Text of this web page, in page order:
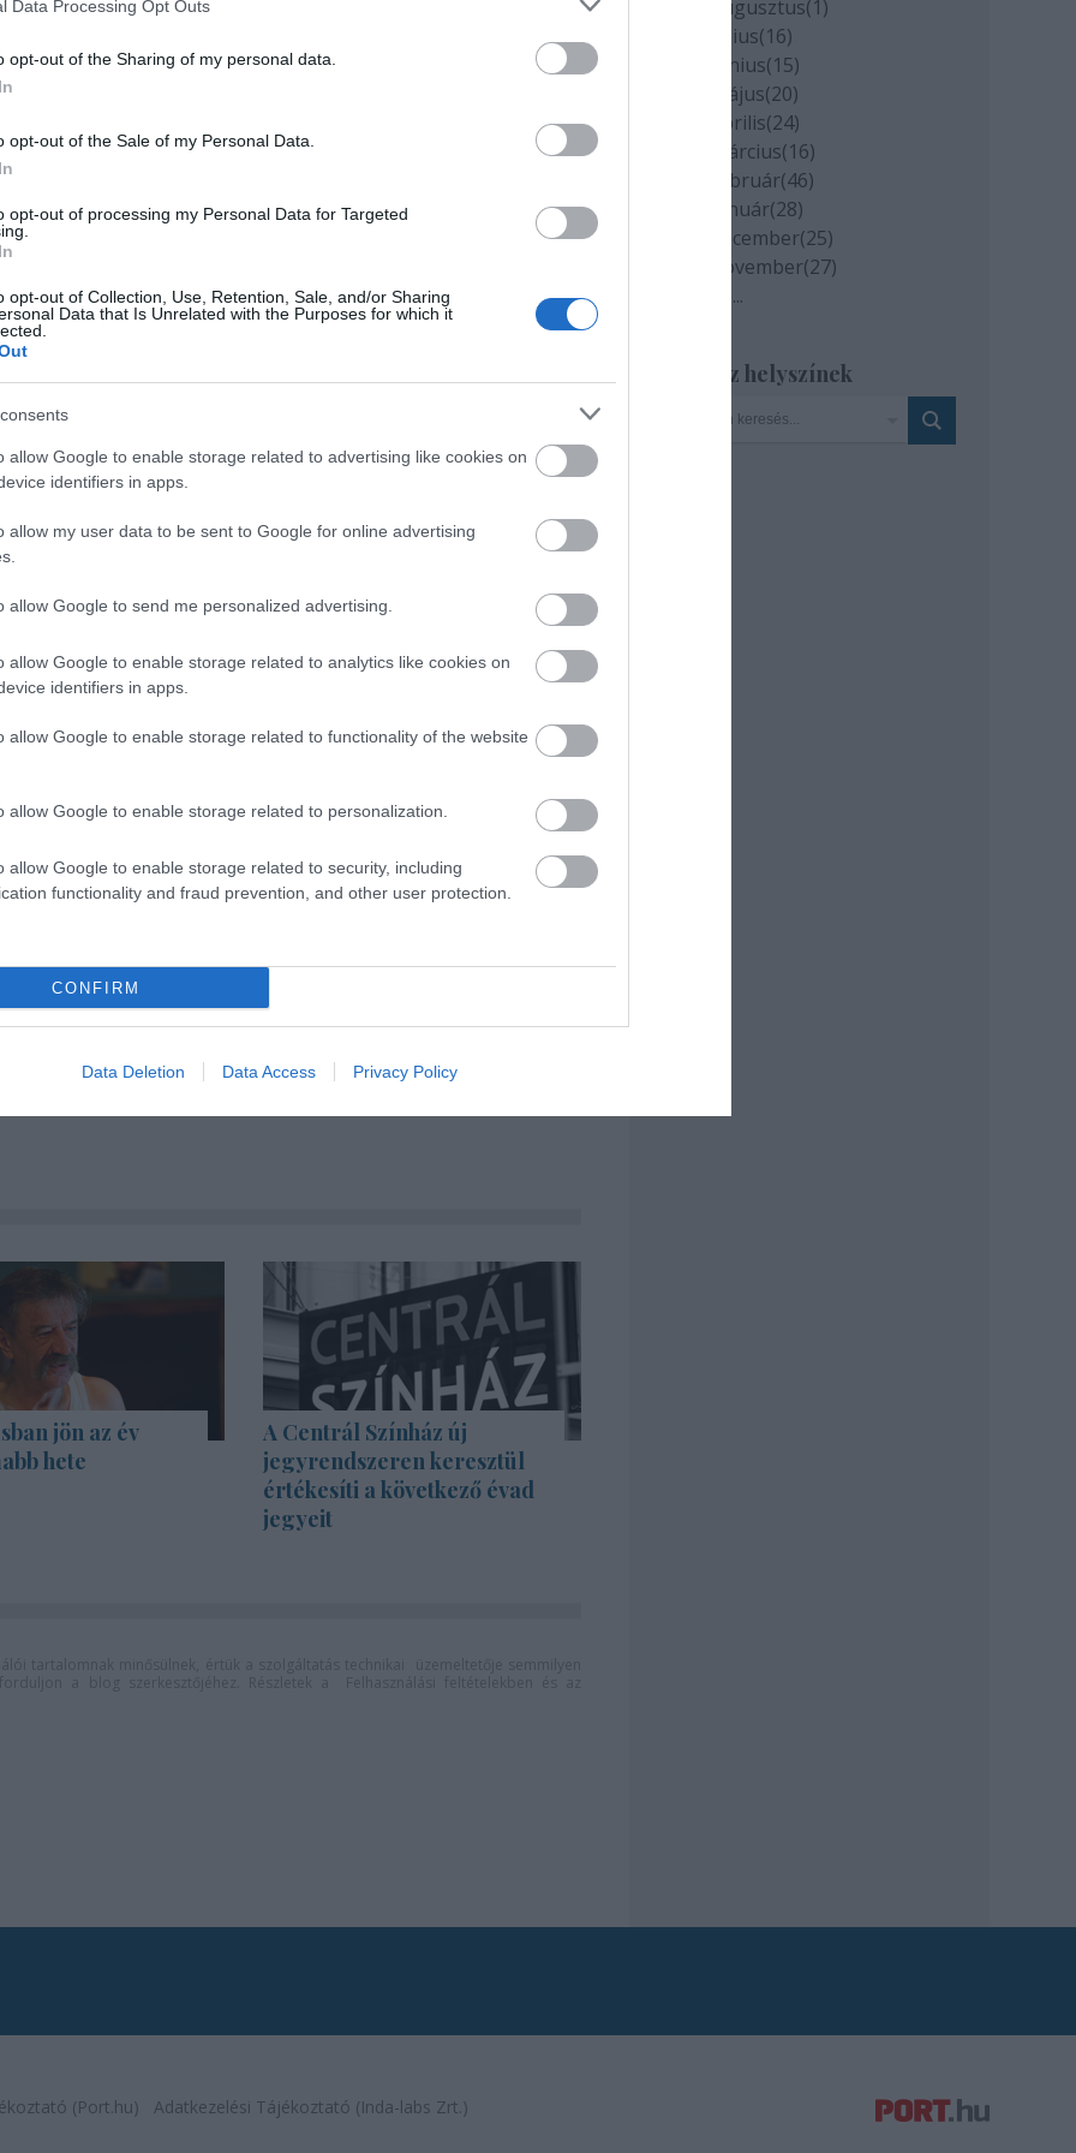
Data Processing Opt Outs
opt-out of the Sharing of my personal data.
opt-out of the Sale of my Personal Data.
opt-out of processing my Personal Data for Targeted
opt-out of Collection, Use, Retention, Sale, and/or Sharing
Data that Is Unrelated with the Purposes for which it
allow Google to enable storage related to advertising like cookies on
identifiers in apps.
allow my user data to be sent to Google for online advertising
allow Google to send me personalized advertising.
allow Google to enable storage related to analytics like cookies on
identifiers in apps.
allow Google to enable storage related to functionality of the website
allow Google to enable storage related to personalization.
allow Google to enable storage related to security, including
functionality and fraud prevention, and other user protection.
CONFIRM
Data Deletion Data Access Privacy Policy
tennünk, ha a hangképzésünket egy másik nyelv
és gondos magyarázatokra van szükségünk. A könyv
nekünk, hogy megértsük, akkor értenek meg
ritmust, az angol nyelv zenéjét, dallamát jól tudjuk,
alkalmaz, mint a zenetanárok a zeneiskolában, tehát
Határozottan állítom, hogy az érthető, jó kiejtés
foglalkozunk vele, annál látványosabb az
a számítógép használatára, és örömmel üdvözölnek
számukra inkább játéknak tünik, mint fáradságos
Business School nyelvi modulcsoport vezetője és
“Az angol nyelvoktatás egyik legmostohább területe
különösen az intonációs és hangsúlyhibák súlyos
tanítási gyakorlatom során, - amelynek jó részét
hogy lehetséges az angol kiejtést csaknem
a pubertás korig, amikor már elfogódottak és
még a középiskolai évek előtt biztos alapozást
iskolai, nem angol anyanyelvű nyelvtanár azonban,
feladatra, amihez nincs elég önbizalma, éppen
tananyagok álljanak rendelkezésükre, hogy ezt
a piacon a kiejtés tanulásához és tanításához,
magyar gyerekek számára."
egyaránt tartalmaz. A CD-n több száz szó, szó-pár
bemondók olvasnak fel. Mikrofon segítségével
a bemondókéval. Természetesen ha már
t akarunk beszélni.
jön az év
hete
A Centrál Színház új
jegyrendszeren keresztül
értékesíti a következő évad
jegyeit
2020 augusztus(1)
2020 július(16)
2020 június(15)
2020 május(20)
2020 április(24)
2020 március(16)
2020 február(46)
2020 január(28)
2019 december(25)
2019 november(27)
...
Szinház helyszínek
(Port.hu) Adatkezelési Tájékoztató (Inda-labs Zrt.)